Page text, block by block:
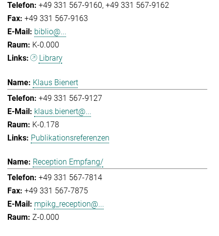
+49 331 567-9160 +49 331 567-9162
+49 331 567-9163
biblio@...
K-0.000
Library
Klaus Bienert
+49 331 567-9127
klaus.bienert@...
K-0.178
Publikationsreferenzen
Reception Empfang/
+49 331 567-7814
+49 331 567-7875
mpikg_reception@...
Z-0.000